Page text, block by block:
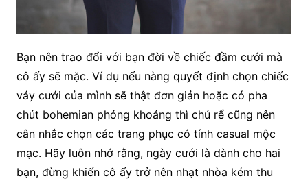
Bạn nên trao đổi với bạn đời về chiếc đầm cưới mà
cô ấy sẽ mặc. Ví dụ nếu nàng quyết định chọn chiếc
váy cưới của mình sẽ thật đơn giản hoặc có pha
chút bohemian phóng khoáng thì chú rể cũng nên
cân nhắc chọn các trang phục có tính casual mộc
mạc. Hãy luôn nhớ rằng, ngày cưới là dành cho hai
bạn, đừng khiến cô ấy trở nên nhạt nhòa kém thu